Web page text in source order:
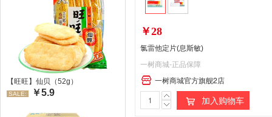
【旺旺】仙贝（52g）
SALE: ￥5.9
￥28
氯雷他定片(息斯敏)
一树商城-正品保障
一树商城官方旗舰2店
加入购物车